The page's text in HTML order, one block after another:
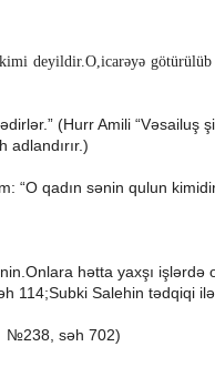
deyildir.O,icarəyə götürülüb
(Hurr Amili “Vəsailuş
adlandırır.)
“O qadın sənin qulun
hətta yaxşı işlərdə
114;Subki Salehin tədqiqi
№238, səh 702)